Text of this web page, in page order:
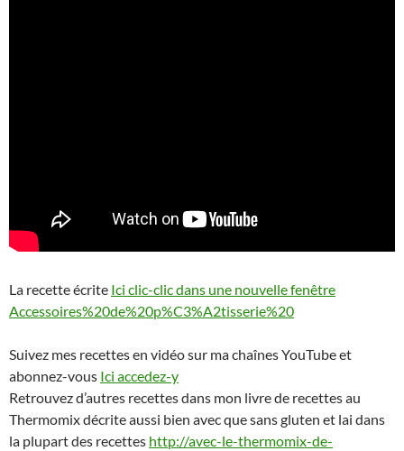
La recette écrite Ici clic-clic dans une nouvelle fenêtre
Accessoires%20de%20p%C3%A2tisserie%20
Suivez mes recettes en vidéo sur ma chaînes YouTube et
abonnez-vous Ici accedez-y
Retrouvez d’autres recettes dans mon livre de recettes au
Thermomix décrite aussi bien avec que sans gluten et lai dans
la plupart des recettes http://avec-le-thermomix-de-